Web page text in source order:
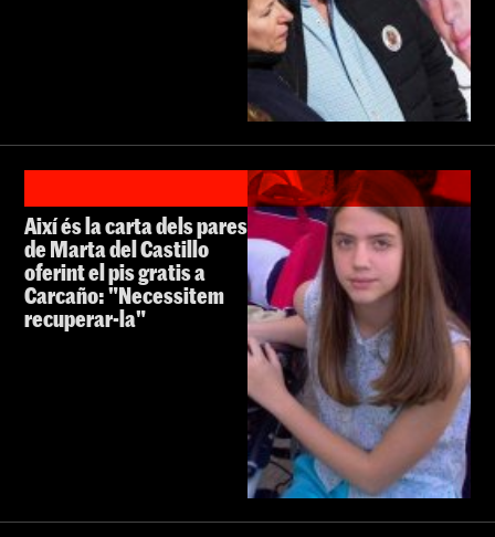
Així és la carta dels pares
de Marta del Castillo
oferint el pis gratis a
Carcaño: "Necessitem
recuperar-la"